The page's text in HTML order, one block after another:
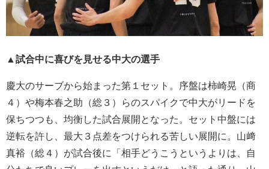
▲試合中に喜びを見せる中大の選手
慶大のサーブから始まった第１セット。序盤は柿崎晃（商
４）や梅本春之助（総３）らのスパイクで中大がリードを
保ちつつも、均衡した試合展開となった。セット中盤には
逆転を許し、最大３点差をつけられる苦しい展開に。山﨑
真裕（総４）が試合後に「相手どうこうというよりは、自